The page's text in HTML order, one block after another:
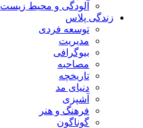
آلودگی و محیط زیست
زندگی پلاس
توسعه فردی
مدیریت
بیوگرافی
مصاحبه
تاریخچه
دنیای مد
آشپزی
فرهنگ و هنر
گوناگون